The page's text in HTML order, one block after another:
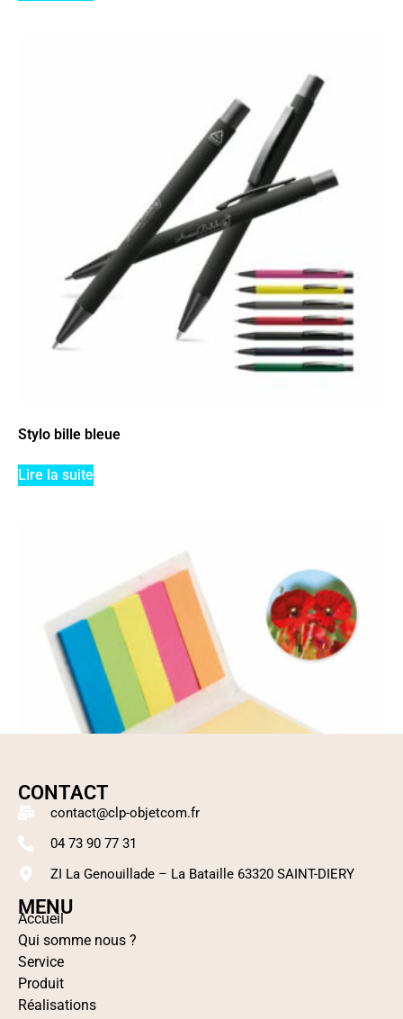
Stylo bille bleue
Lire la suite
Set de mémo
Lire la suite
MENU
Accueil
Qui somme nous ?
Service
Produit
Réalisations
CONTACT
contact@clp-objetcom.fr
04 73 90 77 31
ZI La Genouillade – La Bataille 63320 SAINT-DIERY